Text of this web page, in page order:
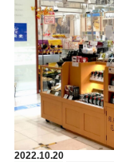
2022.10.20